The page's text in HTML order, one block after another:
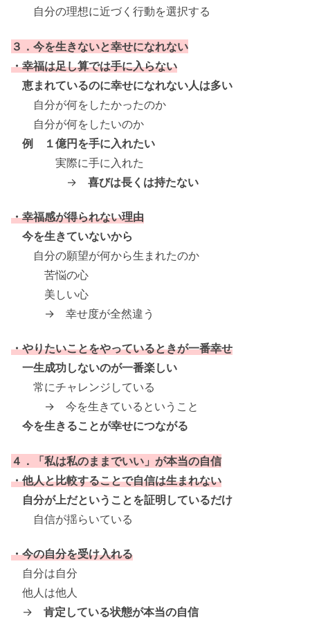
自分の理想に近づく行動を選択する
３．今を生きないと幸せになれない
・幸福は足し算では手に入らない
恵まれているのに幸せになれない人は多い
自分が何をしたかったのか
自分が何をしたいのか
例 １億円を手に入れたい
実際に手に入れた
→ 喜びは長くは持たない
・幸福感が得られない理由
今を生きていないから
自分の願望が何から生まれたのか
苦悩の心
美しい心
→ 幸せ度が全然違う
・やりたいことをやっているときが一番幸せ
一生成功しないのが一番楽しい
常にチャレンジしている
→ 今を生きているということ
今を生きることが幸せにつながる
４．「私は私のままでいい」が本当の自信
・他人と比較することで自信は生まれない
自分が上だということを証明しているだけ
自信が揺らいている
・今の自分を受け入れる
自分は自分
他人は他人
→ 肯定している状態が本当の自信